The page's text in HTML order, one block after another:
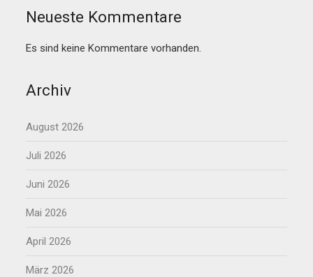
Neueste Kommentare
Es sind keine Kommentare vorhanden.
Archiv
August 2026
Juli 2026
Juni 2026
Mai 2026
April 2026
März 2026